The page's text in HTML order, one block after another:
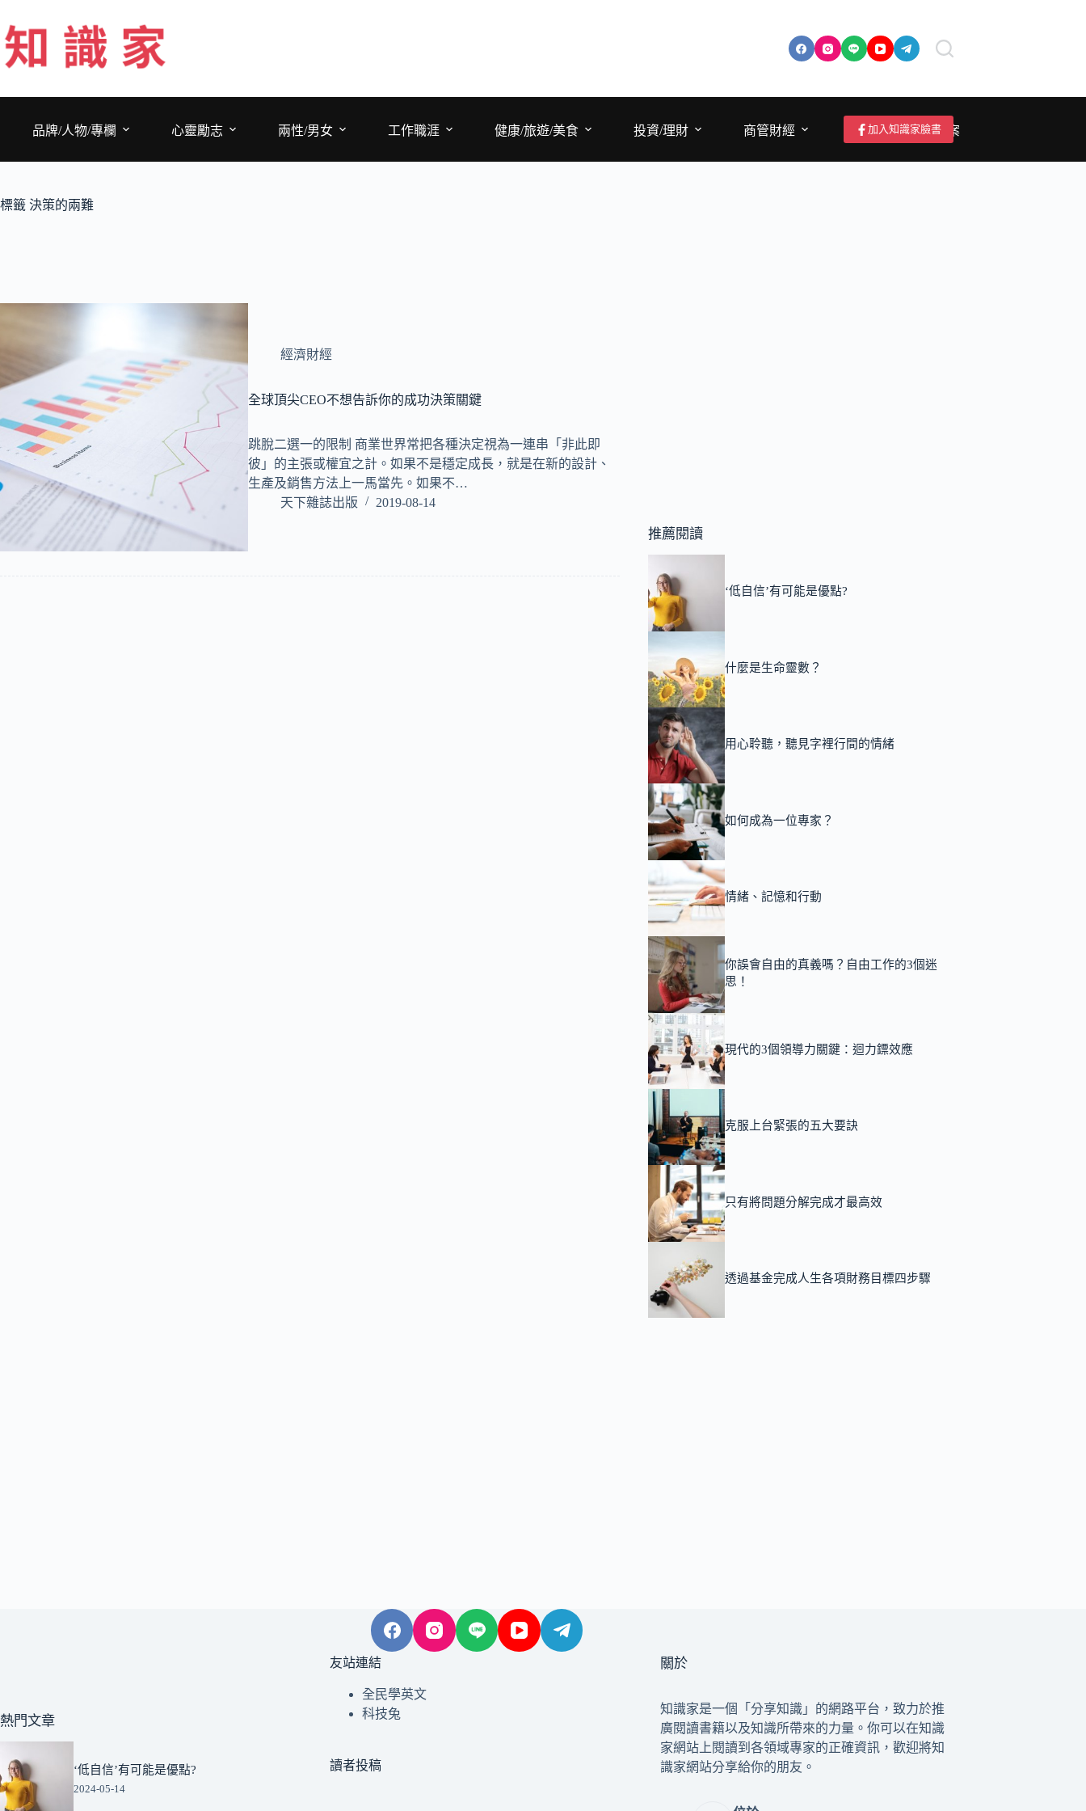
至
主
要
品牌/人物/專欄
心靈勵志 兩性/男女 工作職涯 健康/旅遊/美食 投資/理財 商管財經 成為作者/投稿/提案
加入知識家臉書
標籤 決策的兩難
經濟財經
全球頂尖CEO不想告訴你的成功決策關鍵
跳脫二選一的限制 商業世界常把各種決定視為一連串「非此即
彼」的主張或權宜之計。如果不是穩定成長，就是在新的設計、
生產及銷售方法上一馬當先。如果不…
天下雜誌出版
2019-08-14
推薦閱讀
‘低自信’有可能是優點?
什麼是生命靈數？
用心聆聽，聽見字裡行間的情緒
如何成為一位專家？
情緒、記憶和行動
你誤會自由的真義嗎？自由工作的3個迷
思！
現代的3個領導力關鍵：迴力鏢效應
克服上台緊張的五大要訣
只有將問題分解完成才最高效
透過基金完成人生各項財務目標四步驟
熱門文章
‘低自信’有可能是優點?
2024-05-14
友站連結
全民學英文
科技兔
讀者投稿
關於
知識家是一個「分享知識」的網路平台，致力於推
廣閱讀書籍以及知識所帶來的力量。你可以在知識
家網站上閱讀到各領域專家的正確資訊，歡迎將知
識家網站分享給你的朋友。